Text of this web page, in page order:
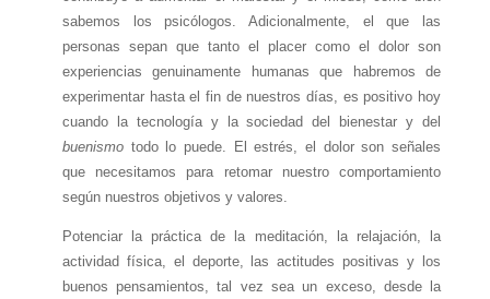
sabemos los psicólogos. Adicionalmente, el que las
personas sepan que tanto el placer como el dolor son
experiencias genuinamente humanas que habremos de
experimentar hasta el fin de nuestros días, es positivo hoy
cuando la tecnología y la sociedad del bienestar y del
buenismotodo lo puede. El estrés, el dolor son señales
que necesitamos para retomar nuestro comportamiento
según nuestros objetivos y valores.
Potenciar la práctica de la meditación, la relajación, la
actividad física, el deporte, las actitudes positivas y los
buenos pensamientos, tal vez sea un exceso, desde la